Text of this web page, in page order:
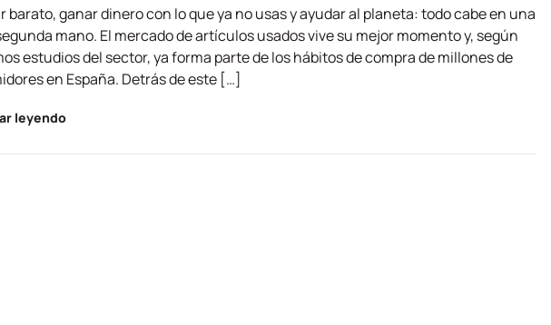
barato, ganar dinero con lo que ya no usas y ayudar al planeta: todo cabe en una
mano. El mercado de artículos usados vive su mejor momento y, según
estudios del sector, ya forma parte de los hábitos de compra de millones de
en España. Detrás de este […]
leyendo